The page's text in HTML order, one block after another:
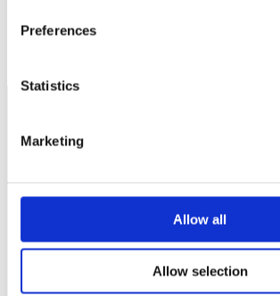
Preferences
Statistics
Marketing
Allow all
Allow selection
Småföretag lyfter tillsammans
Fällorna som smyger sig på – och kostar
Näringspolitik
Rådgivning